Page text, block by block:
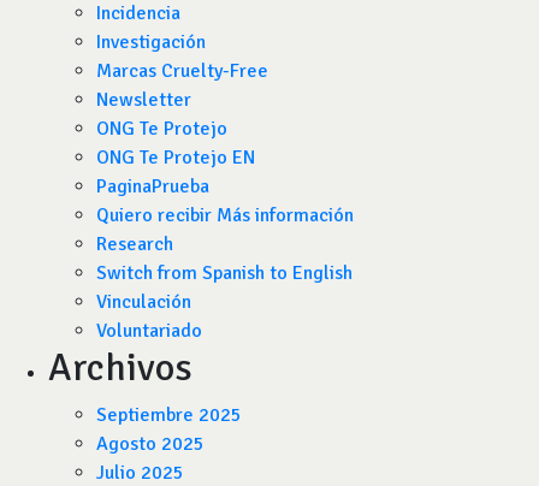
Incidencia
Investigación
Marcas Cruelty-Free
Newsletter
ONG Te Protejo
ONG Te Protejo EN
PaginaPrueba
Quiero recibir Más información
Research
Switch from Spanish to English
Vinculación
Voluntariado
Archivos
Septiembre 2025
Agosto 2025
Julio 2025